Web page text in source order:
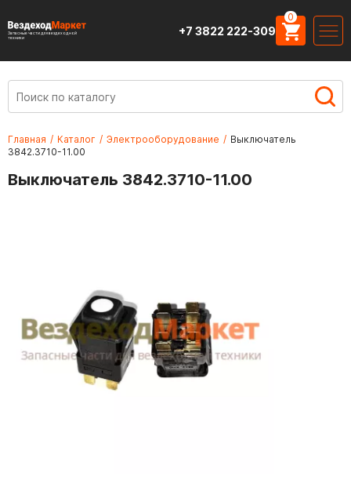
Запасные части для вездеходной
техники
+7 3822 222-309
0
Главная / Каталог / Электрооборудование / Выключатель
3842.3710-11.00
Выключатель 3842.3710-11.00